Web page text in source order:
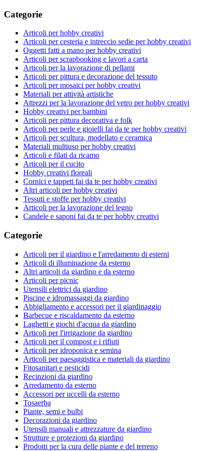
Categorie
Articoli per hobby creativi
Articoli per cesteria e intreccio sedie per hobby creativi
Oggetti fatti a mano per hobby creativi
Articoli per scrapbooking e lavori a carta
Articoli per la lavorazione di pellami
Articoli per pittura e decorazione del tessuto
Articoli per mosaici per hobby creativi
Materiali per attività artistiche
Attrezzi per la lavorazione del vetro per hobby creativi
Hobby creativi per bambini
Articoli per pittura decorativa e folk
Articoli per perle e gioielli fai da te per hobby creativi
Articoli per scultura, modellato e ceramica
Materiali multiuso per hobby creativi
Articoli e filati da ricamo
Articoli per il cucito
Hobby creativi floreali
Cornici e tappeti fai da te per hobby creativi
Altri articoli per hobby creativi
Tessuti e stoffe per hobby creativi
Articoli per la lavorazione del legno
Candele e saponi fai da te per hobby creativi
Categorie
Articoli per il giardino e l'arredamento di esterni
Articoli di illuminazione da esterno
Altri articoli da giardino e da esterno
Articoli per picnic
Utensili elettrici da giardino
Piscine e idromassaggi da giardino
Abbigliamento e accessori per il giardinaggio
Barbecue e riscaldamento da esterno
Laghetti e giochi d'acqua da giardino
Articoli per l'irrigazione da giardino
Articoli per il compost e i rifiuti
Articoli per idroponica e semina
Articoli per paesaggistica e materiali da giardino
Fitosanitari e pesticidi
Recinzioni da giardino
Arredamento da esterno
Accessori per uccelli da esterno
Tosaerba
Piante, semi e bulbi
Decorazioni da giardino
Utensili manuali e attrezzature da giardino
Strutture e protezioni da giardino
Prodotti per la cura delle piante e del terreno